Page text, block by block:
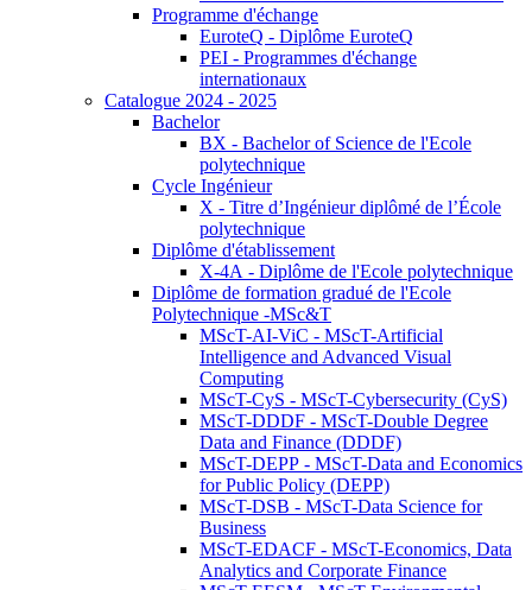
Programme d'échange
EuroteQ - Diplôme EuroteQ
PEI - Programmes d'échange
internationaux
Catalogue 2024 - 2025
Bachelor
BX - Bachelor of Science de l'Ecole
polytechnique
Cycle Ingénieur
X - Titre d’Ingénieur diplômé de l’École
polytechnique
Diplôme d'établissement
X-4A - Diplôme de l'Ecole polytechnique
Diplôme de formation gradué de l'Ecole
Polytechnique -MSc&T
MScT-AI-ViC - MScT-Artificial
Intelligence and Advanced Visual
Computing
MScT-CyS - MScT-Cybersecurity (CyS)
MScT-DDDF - MScT-Double Degree
Data and Finance (DDDF)
MScT-DEPP - MScT-Data and Economics
for Public Policy (DEPP)
MScT-DSB - MScT-Data Science for
Business
MScT-EDACF - MScT-Economics, Data
Analytics and Corporate Finance